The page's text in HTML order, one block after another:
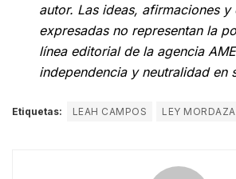
autor. Las ideas, afirmaciones
expresadas no representan la
línea editorial de la agencia
independencia y neutralidad en
Etiquetas: LEAH CAMPOS LEY MORDAZA